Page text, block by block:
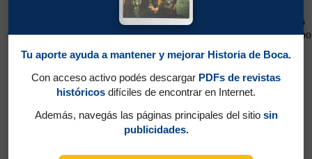
02/12/1984
02/12/1984
Boca 1 - Huracán 1
Torneo
Instituto (Cba) 4 - Boca 2
Tu aporte ayuda a mantener y mejorar Historia de Boca.
Con acceso activo podés descargar PDFs de revistas
históricos difíciles de encontrar en Internet.
Además, navegás las páginas principales del sitio sin
publicidades.